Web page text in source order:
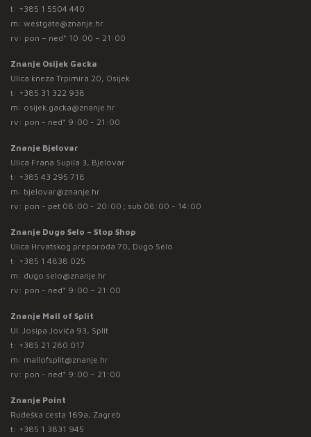
t: +385 1 5504 440
m: westgate@znanje.hr
rv: pon – ned* 10:00 – 21:00
Znanje Osijek Gacka
Ulica kneza Trpimira 20, Osijek
t: +385 31 322 938
m: osijek.gacka@znanje.hr
rv: pon - ned* 9:00 - 21:00
Znanje Bjelovar
Ulica Frana Supila 3, Bjelovar
t: +385 43 295 718
m: bjelovar@znanje.hr
rv: pon - pet 08:00 - 20:00 ; sub 08:00 - 14:00
Znanje Dugo Selo – Stop Shop
Ulica Hrvatskog preporoda 70, Dugo Selo
t: +385 1 4838 025
m: dugo.selo@znanje.hr
rv: pon - ned* 9:00 – 21:00
Znanje Mall of Split
Ul. Josipa Jovića 93, Split
t: +385 21 280 017
m: mallofsplit@znanje.hr
rv: pon - ned* 9:00 – 21:00
Znanje Point
Rudeška cesta 169a, Zagreb
t: +385 1 3831 945